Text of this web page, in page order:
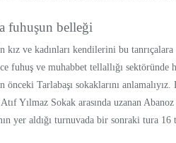
fuhuşun belleği
kız ve kadınları kendilerini bu
fuhuş ve muhabbet tellallığı
önceki Tarlabaşı sokaklarını
Yılmaz Sokak arasında uzanan
yer aldığı turnuvada bir sonraki tura 16